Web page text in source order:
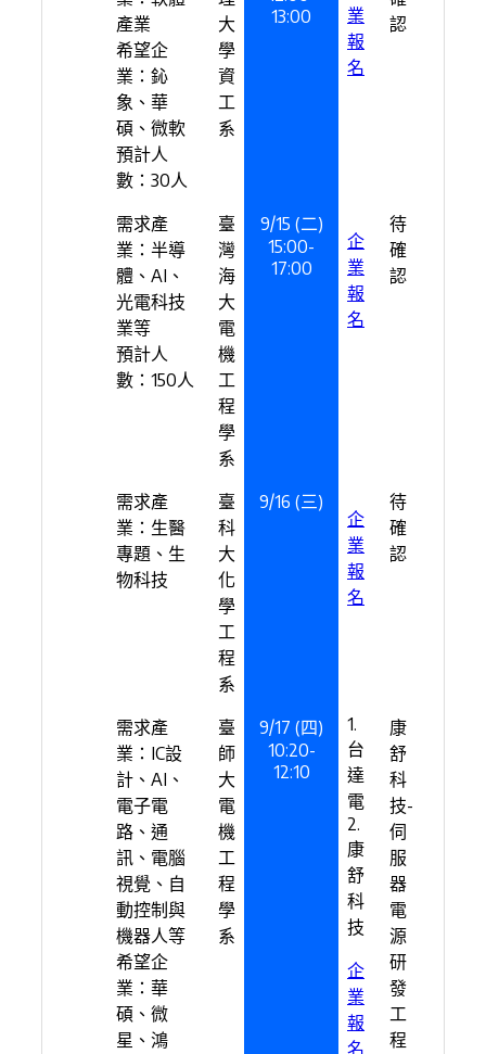
產業
希望企
業：鈊
象、華
碩、微軟
預計人
數：30人
大
學
資
工
系
13:00
業
報
名
認
需求產
業：半導
體、AI、
光電科技
業等
預計人
數：150人
臺
灣
海
大
電
機
工
程
學
系
9/15 (二)
15:00-
17:00
企
業
報
名
待
確
認
需求產
業：生醫
專題、生
物科技
臺
科
大
化
學
工
程
系
9/16 (三)
企
業
報
名
待
確
認
需求產
業：IC設
計、AI、
電子電
路、通
訊、電腦
視覺、自
動控制與
機器人等
希望企
業：華
碩、微
星、鴻
臺
師
大
電
機
工
程
學
系
9/17 (四)
10:20-
12:10
1.
台
達
電
2.
康
舒
科
技
企
業
報
名
康
舒
科
技-
伺
服
器
電
源
研
發
工
程